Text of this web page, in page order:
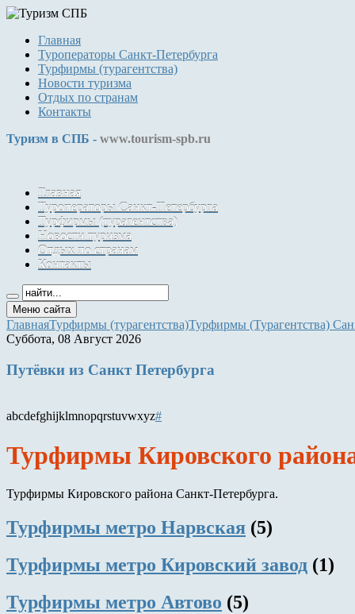
Главная
Туроператоры Санкт-Петербурга
Турфирмы (турагентства)
Новости туризма
Отдых по странам
Контакты
Туризм в СПБ - www.tourism-spb.ru
Главная
Туроператоры Санкт-Петербурга
Турфирмы (турагентства)
Новости туризма
Отдых по странам
Контакты
Меню сайта
ГлавнаяТурфирмы (турагентства)Турфирмы (Турагентства)
Суббота, 08 Август 2026
Путёвки из Санкт Петербурга
abcdefghijklmnopqrstuvwxyz#
Турфирмы Кировского
Турфирмы Кировского района Санкт-Петербурга.
Турфирмы метро Нарвская (5)
Турфирмы метро Кировский завод (1)
Турфирмы метро Автово (5)